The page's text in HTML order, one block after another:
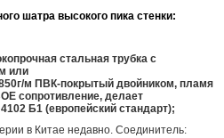
шатра высокого пика стенки:
стальная трубка с
или
м ПВК-покрытый двойником, пламя
сопротивление, делает
Б1 (европейский стандарт);
в Китае недавно. Соединитель: